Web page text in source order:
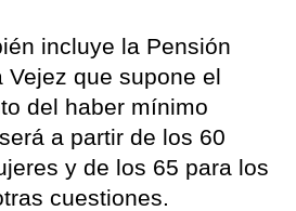
incluye la Pensión
Vejez que supone el
del haber mínimo
a partir de los 60
y de los 65 para los
cuestiones.